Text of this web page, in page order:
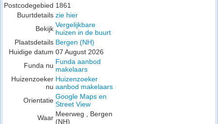
Postcodegebied 1861
Buurtdetails zie hier
Bekijk Vergelijkbare
huizen in de buurt
Plaatsdetails Bergen (NH)
Huidige datum 07 August 2026
Funda nu Funda aanbod
makelaars
Huizenzoeker
nu
Huizenzoeker
aanbod makelaars
Orientatie Google Maps en
Street View
Waar Meerweg , Bergen
(NH)